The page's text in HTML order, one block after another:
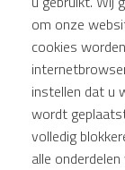
om onze
cookies
instellen dat u
wordt
volledig
alle